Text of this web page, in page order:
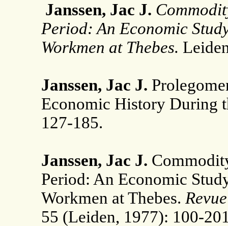
Janssen, Jac J.
Period: An Economic
Workmen at Thebes.
Janssen, Jac J.
Economic History During
127-185.
Janssen, Jac J.
Period: An Economic
Workmen at Thebes.
55 (Leiden, 1977): 100-